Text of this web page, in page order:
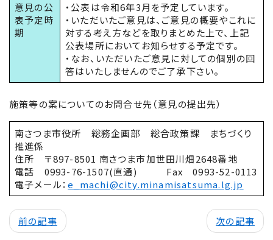
意見の公
表予定時
期
・公表は令和6年3月を予定しています。
・いただいたご意見は、ご意見の概要やこれに
対する考え方などを取りまとめた上で、上記
公表場所においてお知らせする予定です。
・なお、いただいたご意見に対しての個別の回
答はいたしませんのでご了承下さい。
施策等の案についてのお問合せ先（意見の提出先）
南さつま市役所 総務企画部 総合政策課 まちづくり
推進係
住所 〒897-8501 南さつま市加世田川畑2648番地
電話 0993-76-1507(直通) Fax 0993-52-0113
電子メール：e_machi@city.minamisatsuma.lg.jp
前の記事 次の記事